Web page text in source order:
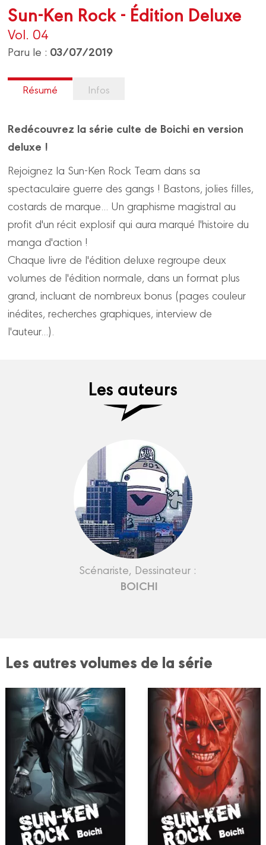
Sun-Ken Rock - Édition Deluxe
Vol. 04
Paru le : 03/07/2019
Résumé Infos
Redécouvrez la série culte de Boichi en version
deluxe !
Rejoignez la Sun-Ken Rock Team dans sa
spectaculaire guerre des gangs ! Bastons, jolies filles,
costards de marque... Un graphisme magistral au
profit d'un récit explosif qui aura marqué l'histoire du
manga d'action !
Chaque livre de l'édition deluxe regroupe deux
volumes de l'édition normale, dans un format plus
grand, incluant de nombreux bonus (pages couleur
inédites, recherches graphiques, interview de
l'auteur...).
Les auteurs
Scénariste, Dessinateur :
BOICHI
Les autres volumes de la série